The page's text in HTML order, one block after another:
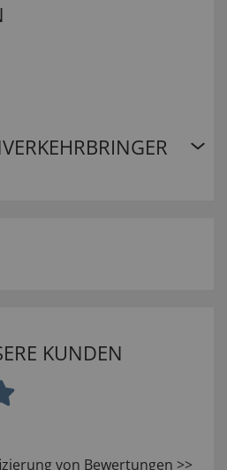
KUNDEN
von Bewertungen >>